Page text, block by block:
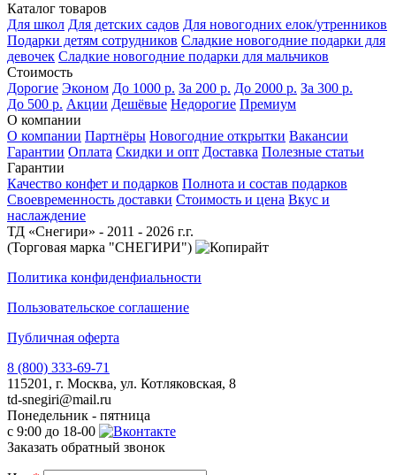
Каталог товаров
Для школ Для детских садов Для новогодних елок/утренников
Подарки детям сотрудников Сладкие новогодние подарки для
девочек Сладкие новогодние подарки для мальчиков
Стоимость
Дорогие Эконом До 1000 р. За 200 р. До 2000 р. За 300 р.
До 500 р. Акции Дешёвые Недорогие Премиум
О компании
О компании Партнёры Новогодние открытки Вакансии
Гарантии Оплата Скидки и опт Доставка Полезные статьи
Гарантии
Качество конфет и подарков Полнота и состав подарков
Своевременность доставки Стоимость и цена Вкус и
наслаждение
ТД «Снегири» - 2011 - 2026 г.г.
(Торговая марка "СНЕГИРИ")
Политика конфиденфиальности
Пользовательское соглашение
Публичная оферта
8 (800) 333-69-71
115201, г. Москва, ул. Котляковская, 8
td-snegiri@mail.ru
Понедельник - пятница
с 9:00 до 18-00
Заказать обратный звонок